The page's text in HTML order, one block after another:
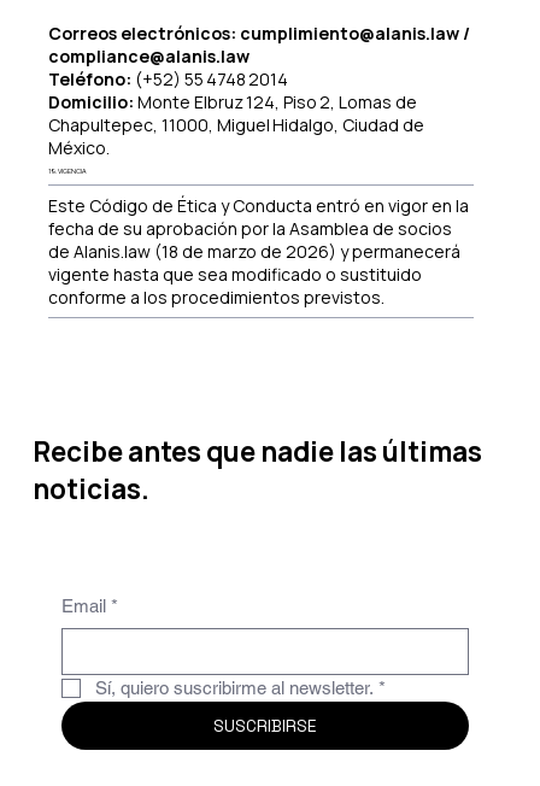
Correos electrónicos: cumplimiento@alanis.law/
compliance@alanis.law
Teléfono: (+52) 55 4748 2014
Domicilio: Monte Elbruz 124, Piso 2, Lomas de
Chapultepec, 11000, Miguel Hidalgo, Ciudad de
México.
19. VIGENCIA
Este Código de Ética y Conducta entró en vigor en la
fecha de su aprobación por la Asamblea de socios
de Alanis.law (18 de marzo de 2026) y permanecerá
vigente hasta que sea modificado o sustituido
conforme a los procedimientos previstos.
Recibe antes que nadie las últimas
noticias.
Email *
Sí, quiero suscribirme al newsletter. *
SUSCRIBIRSE